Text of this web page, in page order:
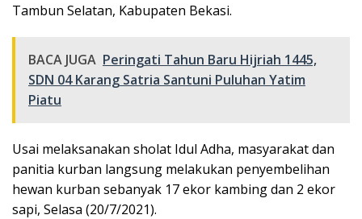
Tambun Selatan, Kabupaten Bekasi.
BACA JUGA Peringati Tahun Baru Hijriah 1445,
SDN 04 Karang Satria Santuni Puluhan Yatim
Piatu
Usai melaksanakan sholat Idul Adha, masyarakat dan
panitia kurban langsung melakukan penyembelihan
hewan kurban sebanyak 17 ekor kambing dan 2 ekor
sapi, Selasa (20/7/2021).